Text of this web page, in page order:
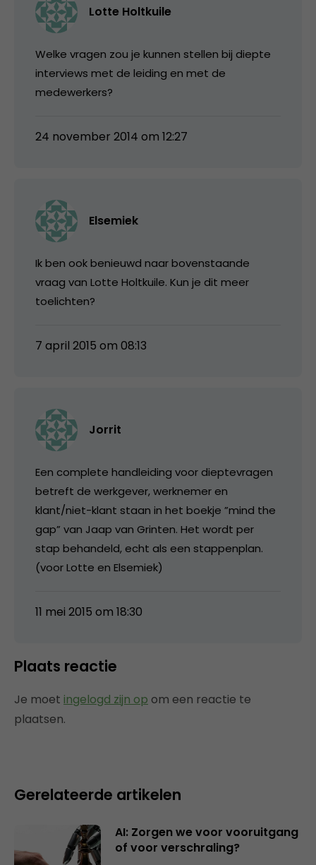
Lotte Holtkuile
Welke vragen zou je kunnen stellen bij diepte
interviews met de leiding en met de
medewerkers?
24 november 2014 om 12:27
Elsemiek
Ik ben ook benieuwd naar bovenstaande
vraag van Lotte Holtkuile. Kun je dit meer
toelichten?
7 april 2015 om 08:13
Jorrit
Een complete handleiding voor dieptevragen
betreft de werkgever, werknemer en
klant/niet-klant staan in het boekje ”mind the
gap” van Jaap van Grinten. Het wordt per
stap behandeld, echt als een stappenplan.
(voor Lotte en Elsemiek)
11 mei 2015 om 18:30
Plaats reactie
Je moet ingelogd zijn op om een reactie te
plaatsen.
Gerelateerde artikelen
AI: Zorgen we voor vooruitgang
of voor verschraling?